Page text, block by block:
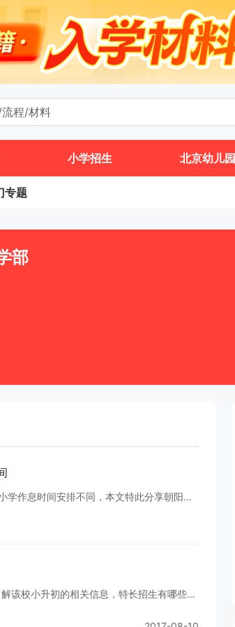
小学招生 北京幼儿园
专题
部
学作息时间安排不同 ， 本文特此分享朝阳区
解该校小升初的相关信息 ， 特长招生有哪些注